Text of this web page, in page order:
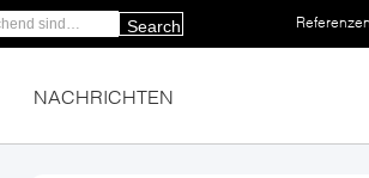
Referenzen
Search
NACHRICHTEN